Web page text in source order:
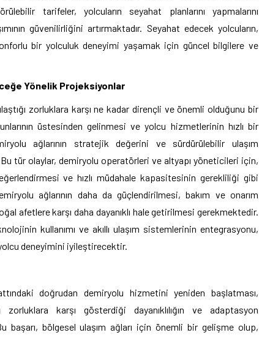
tarifeler, yolcuların seyahat planlarını yapmalarını
güvenilirliğini artırmaktadır. Seyahat edecek yolcuların,
bir yolculuk deneyimi yaşamak için güncel bilgilere ve
Yönelik Projeksiyonlar
zorluklara karşı ne kadar dirençli ve önemli olduğunu bir
üstesinden gelinmesi ve yolcu hizmetlerinin hızlı bir
ağlarının stratejik değerini ve sürdürülebilir ulaşım
tür olaylar, demiryolu operatörleri ve altyapı yöneticileri için,
ve hızlı müdahale kapasitesinin gerekliliği gibi
ağlarının daha da güçlendirilmesi, bakım ve onarım
afetlere karşı daha dayanıklı hale getirilmesi gerekmektedir.
kullanımı ve akıllı ulaşım sistemlerinin entegrasyonu,
deneyimini iyileştirecektir.
doğrudan demiryolu hizmetini yeniden başlatması,
zorluklara karşı gösterdiği dayanıklılığın ve adaptasyon
başarı, bölgesel ulaşım ağları için önemli bir gelişme olup,